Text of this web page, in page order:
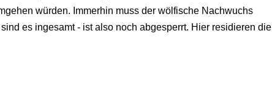
würden. Immerhin muss der wölfische Nachwuchs
es ingesamt - ist also noch abgesperrt. Hier residieren die